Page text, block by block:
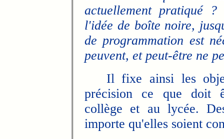
actuellement pratiqué
l'idée de boîte noire,
de programmation est
peuvent, et peut-être ne
Il fixe ainsi les
précision ce que doit
collège et au lycée.
importe qu'elles soient